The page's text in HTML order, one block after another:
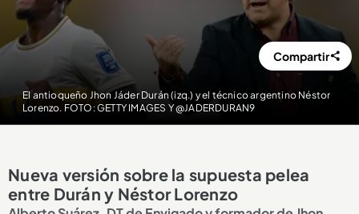
El antioqueño Jhon Jáder Durán (izq.) y el técnico argentino Néstor
Lorenzo. FOTO: GETTY IMAGES Y @JADERDURAN9
Compartir
Nueva versión sobre la supuesta pelea
entre Durán y Néstor Lorenzo